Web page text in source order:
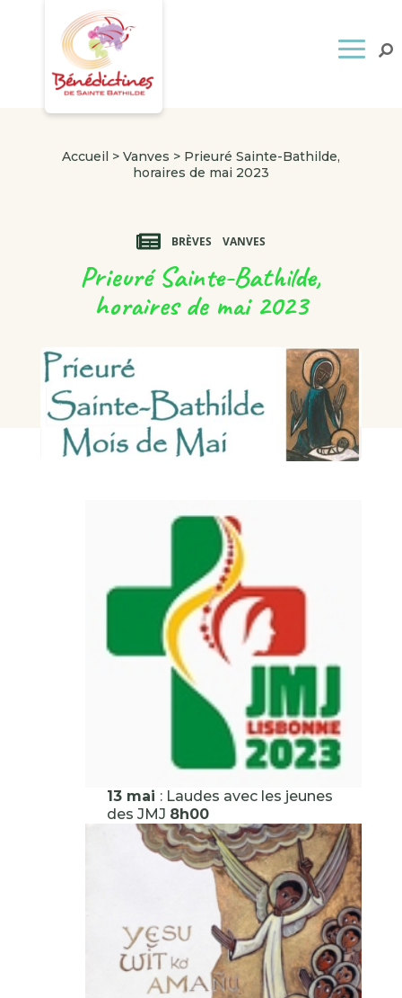
Accueil > Vanves > Prieuré Sainte-Bathilde,
horaires de mai 2023
BRÈVES VANVES
Prieuré Sainte-Bathilde,
horaires de mai 2023
13 mai : Laudes avec les jeunes
des JMJ 8h00